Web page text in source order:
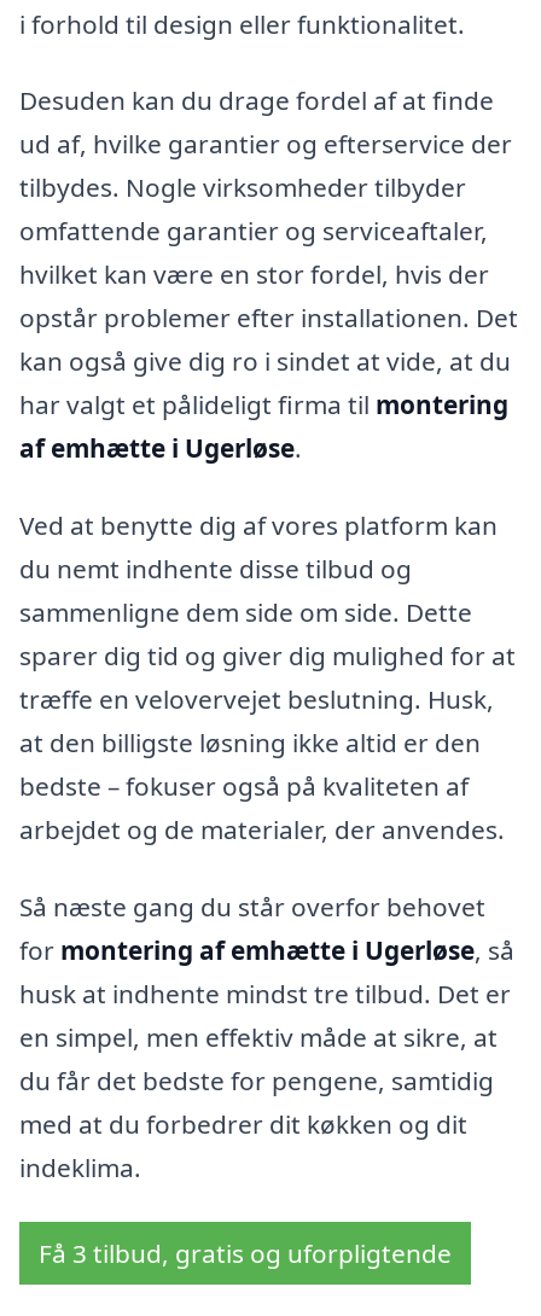
i forhold til design eller funktionalitet.
Desuden kan du drage fordel af at finde
ud af, hvilke garantier og efterservice der
tilbydes. Nogle virksomheder tilbyder
omfattende garantier og serviceaftaler,
hvilket kan være en stor fordel, hvis der
opstår problemer efter installationen. Det
kan også give dig ro i sindet at vide, at du
har valgt et pålideligt firma til montering
af emhætte i Ugerløse.
Ved at benytte dig af vores platform kan
du nemt indhente disse tilbud og
sammenligne dem side om side. Dette
sparer dig tid og giver dig mulighed for at
træffe en velovervejet beslutning. Husk,
at den billigste løsning ikke altid er den
bedste – fokuser også på kvaliteten af
arbejdet og de materialer, der anvendes.
Så næste gang du står overfor behovet
for montering af emhætte i Ugerløse, så
husk at indhente mindst tre tilbud. Det er
en simpel, men effektiv måde at sikre, at
du får det bedste for pengene, samtidig
med at du forbedrer dit køkken og dit
indeklima.
Få 3 tilbud, gratis og uforpligtende